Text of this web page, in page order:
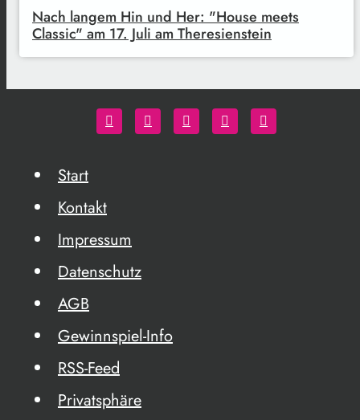
Nach langem Hin und Her: "House meets
Classic" am 17. Juli am Theresienstein
Start
Kontakt
Impressum
Datenschutz
AGB
Gewinnspiel-Info
RSS-Feed
Privatsphäre